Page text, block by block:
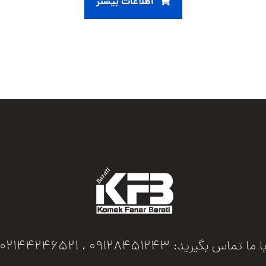
با ما تماس بگیرید: 09128451243 ، 02144246521